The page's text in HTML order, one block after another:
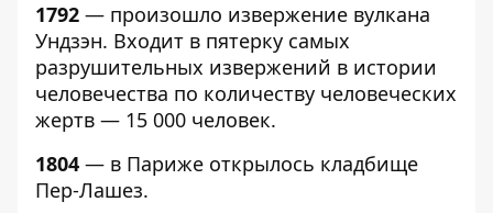
1792 — произошло извержение вулкана
Ундзэн. Входит в пятерку самых
разрушительных извержений в истории
человечества по количеству человеческих
жертв — 15 000 человек.
1804 — в Париже открылось кладбище
Пер-Лашез.